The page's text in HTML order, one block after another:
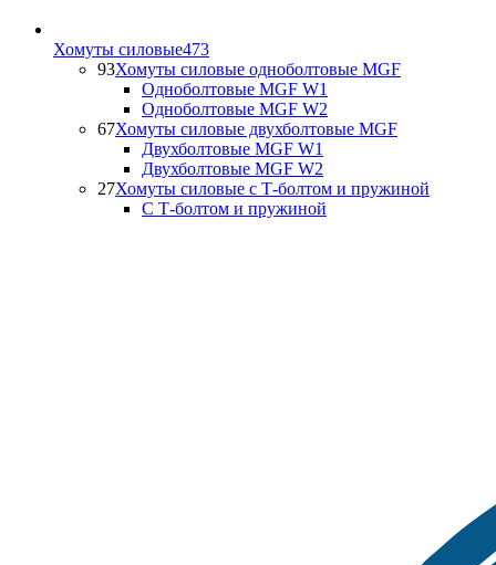
Хомуты силовые473
93Хомуты силовые одноболтовые MGF
Одноболтовые MGF W1
Одноболтовые MGF W2
67Хомуты силовые двухболтовые MGF
Двухболтовые MGF W1
Двухболтовые MGF W2
27Хомуты силовые с Т-болтом и пружиной
С Т-болтом и пружиной